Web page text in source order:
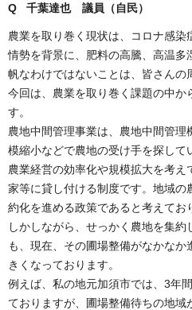
Q 千葉達也 議員（自民）
農業を取り巻く現状は、コロナ感
情勢を背景に、肥料の高騰、高温
帆なわけではないことは、皆さんの
今回は、農業を取り巻く課題の中か
す。
農地中間管理事業は、農地中間管理
模縮小などで農地の受け手を探して
農業経営の効率化や規模拡大を考
家等に貸し付ける制度です。地域
約化を進める政策であると考えてお
しかしながら、せっかく農地を集
も、現在、その圃場整備がなかな
きくなっております。
例えば、私の地元加須市では、3年
ておりますが、圃場整備待ちの地